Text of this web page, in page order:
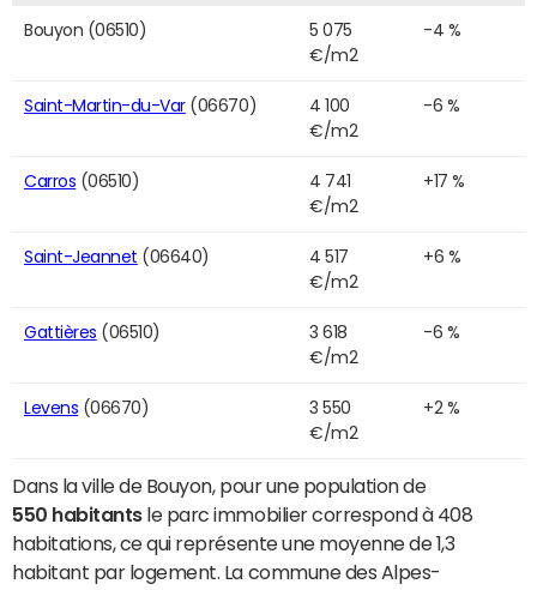
Bouyon (06510)
5 075
€/m2
-4 %
Saint-Martin-du-Var(06670)
4 100
€/m2
-6 %
Carros (06510)
4 741
€/m2
+17 %
Saint-Jeannet (06640)
4 517
€/m2
+6 %
Gattières (06510)
3 618
€/m2
-6 %
Levens (06670)
3 550
€/m2
+2 %
Dans la ville de Bouyon, pour une population de
550 habitantsle parc immobilier correspond à 408
habitations, ce qui représente une moyenne de 1,3
habitant par logement. La commune des Alpes-